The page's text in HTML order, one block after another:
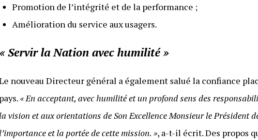
Promotion de l’intégrité et de la performance ;
Amélioration du service aux usagers.
« Servir la Nation avec humilité »
nouveau Directeur général a également salué la confiance
pays. « En acceptant, avec humilité et un profond sens des
vision et aux orientations de Son Excellence Monsieur le Président
et la portée de cette mission. », a-t-il écrit. Des propos